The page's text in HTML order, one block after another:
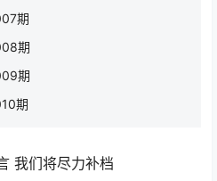
期
期
期
期
我们将尽力补档